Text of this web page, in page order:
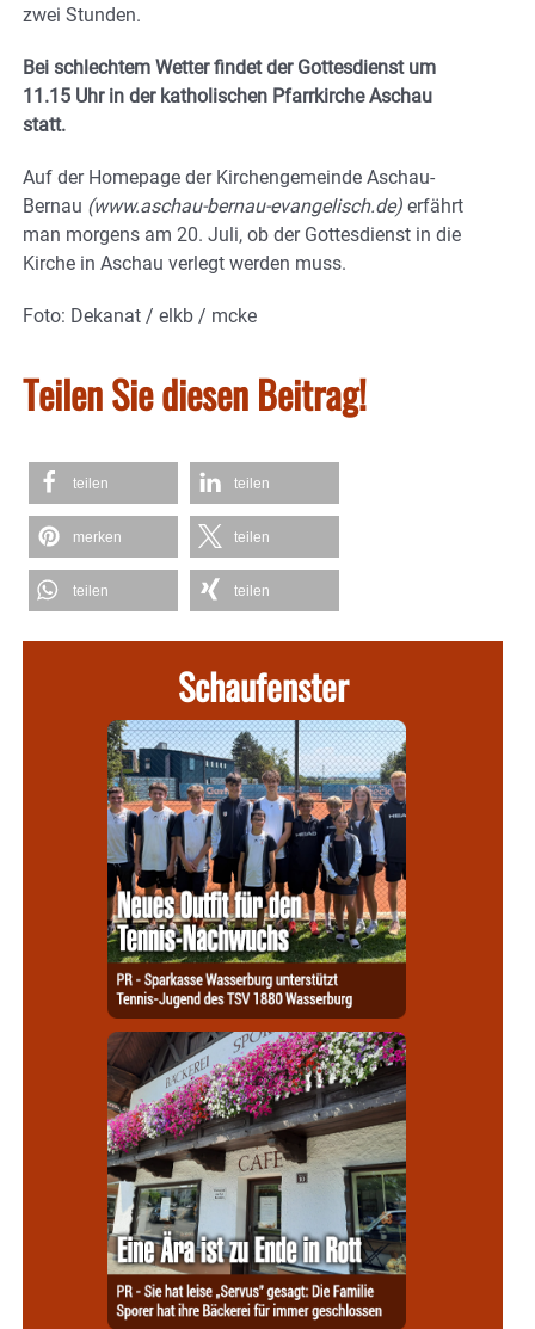
zwei Stunden.
Bei schlechtem Wetter findet der Gottesdienst um
11.15 Uhr in der katholischen Pfarrkirche Aschau
statt.
Auf der Homepage der Kirchengemeinde Aschau-
Bernau (www.aschau-bernau-evangelisch.de) erfährt
man morgens am 20. Juli, ob der Gottesdienst in die
Kirche in Aschau verlegt werden muss.
Foto: Dekanat / elkb / mcke
Teilen Sie diesen Beitrag!
teilen teilen
merken teilen
teilen teilen
Schaufenster